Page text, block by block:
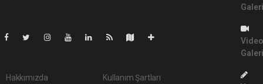
Hakkımızda
Kullanım Şartları
Video